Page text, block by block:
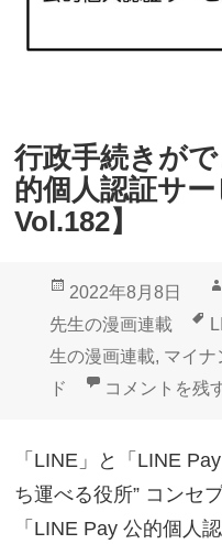
行政手続きが
的個人認証サ
Vol.182】
投
稿
日:
2022年8月8日
先生の漫画連載
生の漫画連載, マイナ
ド
行政手続きが
コメントを残
「LINE」と「LINE
ち運べる役所” コンセ
「LINE Pay 公的個人